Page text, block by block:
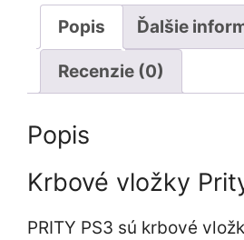
Popis Ďalšie
Recenzie (0)
Popis
Krbové vložky
PRITY PS3 sú krbové